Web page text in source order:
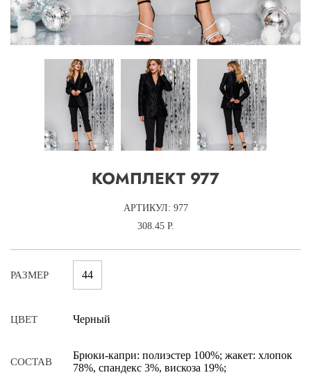
КОМПЛЕКТ 977
АРТИКУЛ: 977
308.45 Р.
РАЗМЕР 44
ЦВЕТ Черный
СОСТАВ
Брюки-капри: полиэстер 100%; жакет: хлопок
78%, спандекс 3%, вискоза 19%;